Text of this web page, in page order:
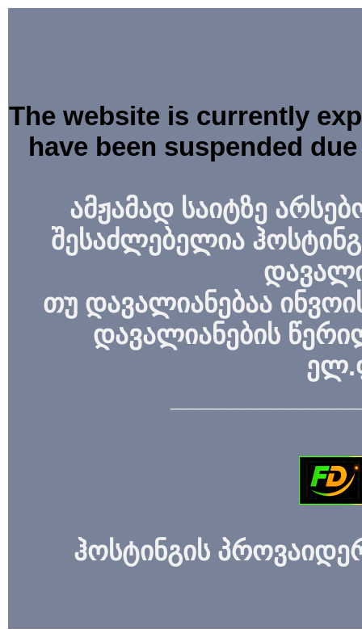
The website is currently
have been suspended
ამჟამად საიტზე
შესაძლებელია
თუ დავალიანებაა
დავალიანების
ჰოსტინგის